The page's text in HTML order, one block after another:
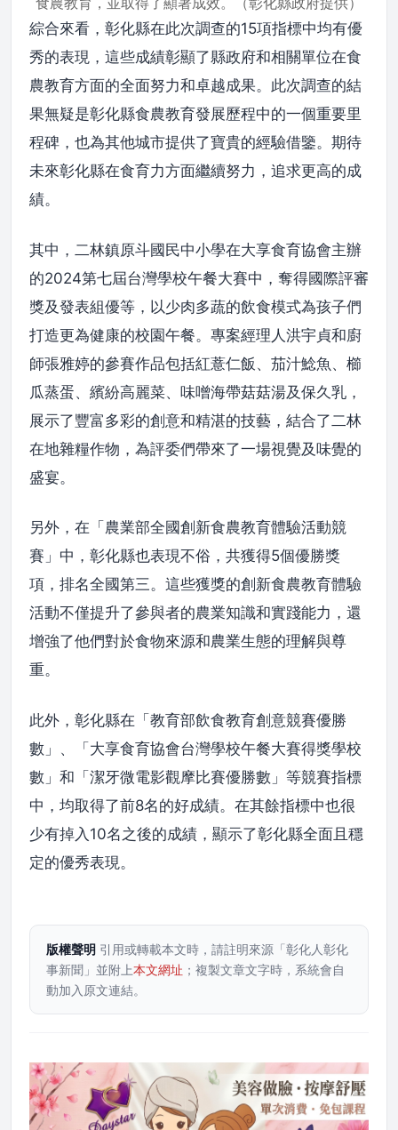
綜合來看，彰化縣在此次調查的15項指標中均有優
秀的表現，這些成績彰顯了縣政府和相關單位在食
農教育方面的全面努力和卓越成果。此次調查的結
果無疑是彰化縣食農教育發展歷程中的一個重要里
程碑，也為其他城市提供了寶貴的經驗借鑒。期待
未來彰化縣在食育力方面繼續努力，追求更高的成
績。
其中，二林鎮原斗國民中小學在大享食育協會主辦
的2024第七屆台灣學校午餐大賽中，奪得國際評審
獎及發表組優等，以少肉多蔬的飲食模式為孩子們
打造更為健康的校園午餐。專案經理人洪宇貞和廚
師張雅婷的參賽作品包括紅薏仁飯、茄汁鯰魚、櫛
瓜蒸蛋、繽紛高麗菜、味噌海帶菇菇湯及保久乳，
展示了豐富多彩的創意和精湛的技藝，結合了二林
在地雜糧作物，為評委們帶來了一場視覺及味覺的
盛宴。
另外，在「農業部全國創新食農教育體驗活動競
賽」中，彰化縣也表現不俗，共獲得5個優勝獎
項，排名全國第三。這些獲獎的創新食農教育體驗
活動不僅提升了參與者的農業知識和實踐能力，還
增強了他們對於食物來源和農業生態的理解與尊
重。
此外，彰化縣在「教育部飲食教育創意競賽優勝
數」、「大享食育協會台灣學校午餐大賽得獎學校
數」和「潔牙微電影觀摩比賽優勝數」等競賽指標
中，均取得了前8名的好成績。在其餘指標中也很
少有掉入10名之後的成績，顯示了彰化縣全面且穩
定的優秀表現。
版權聲明 引用或轉載本文時，請註明來源「彰化人彰化
事新聞」並附上本文網址 ；複製文章文字時，系統會自
動加入原文連結。